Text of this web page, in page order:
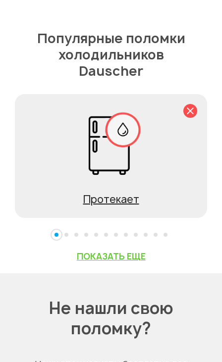
Популярные поломки
холодильников
Dauscher
Протекает
ПОКАЗАТЬ ЕЩЕ
Не нашли свою
поломку?